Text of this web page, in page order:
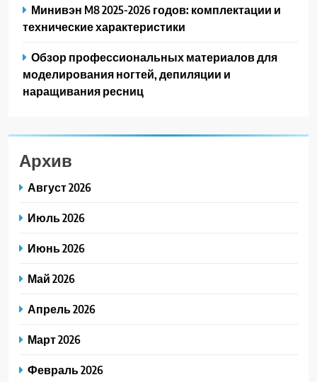
Минивэн M8 2025-2026 годов: комплектации и
технические характеристики
Обзор профессиональных материалов для
моделирования ногтей, депиляции и
наращивания ресниц
Архив
Август 2026
Июль 2026
Июнь 2026
Май 2026
Апрель 2026
Март 2026
Февраль 2026